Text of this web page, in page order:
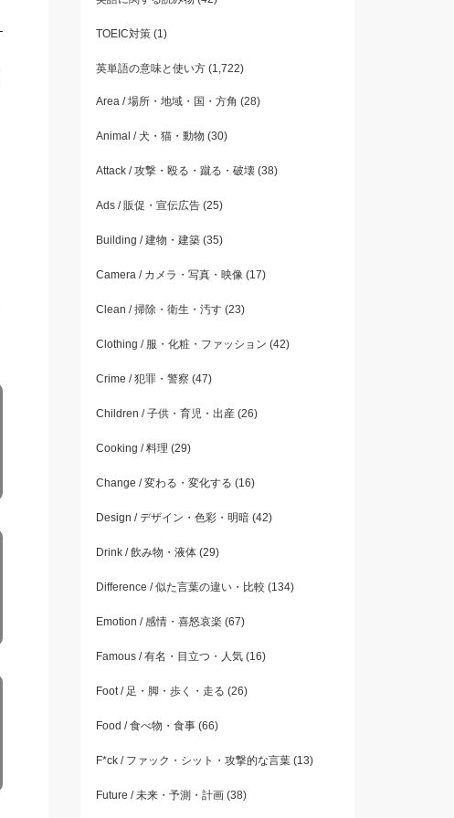
TOEIC対策(1)
英単語の意味と使い方(1,722)
Area / 場所・地域・国・方角 (28)
Animal / 犬・猫・動物 (30)
Attack / 攻撃・殴る・蹴る・破壊(38)
Ads / 販促・宣伝広告(25)
Building / 建物・建築(35)
Camera / カメラ・写真・映像(17)
Clean / 掃除・衛生・汚す(23)
Clothing / 服・化粧・ファッション (42)
Crime / 犯罪・警察 (47)
Children / 子供・育児・出産(26)
Cooking / 料理 (29)
Change / 変わる・変化する (16)
Design / デザイン・色彩・明暗(42)
Drink / 飲み物・液体(29)
Difference / 似た言葉の違い・比較 (134)
Emotion / 感情・喜怒哀楽 (67)
Famous / 有名・目立つ・人気(16)
Foot / 足・脚・歩く・走る (26)
Food / 食べ物・食事(66)
F*ck / ファック・シット・攻撃的な言葉(13)
Future / 未来・予測・計画(38)